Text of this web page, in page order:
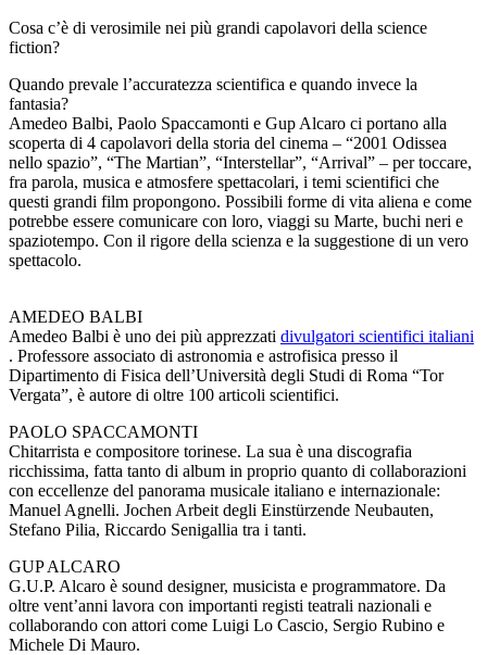
Cosa c’è di verosimile nei più grandi capolavori della science
fiction?
Quando prevale l’accuratezza scientifica e quando invece la
fantasia?
Amedeo Balbi, Paolo Spaccamonti e Gup Alcaro ci portano alla
scoperta di 4 capolavori della storia del cinema – “2001 Odissea
nello spazio”, “The Martian”, “Interstellar”, “Arrival” – per toccare,
fra parola, musica e atmosfere spettacolari, i temi scientifici che
questi grandi film propongono. Possibili forme di vita aliena e come
potrebbe essere comunicare con loro, viaggi su Marte, buchi neri e
spaziotempo. Con il rigore della scienza e la suggestione di un vero
spettacolo.
AMEDEO BALBI
Amedeo Balbi è uno dei più apprezzati divulgatori scientifici italiani
. Professore associato di astronomia e astrofisica presso il
Dipartimento di Fisica dell’Università degli Studi di Roma “Tor
Vergata”, è autore di oltre 100 articoli scientifici.
PAOLO SPACCAMONTI
Chitarrista e compositore torinese. La sua è una discografia
ricchissima, fatta tanto di album in proprio quanto di collaborazioni
con eccellenze del panorama musicale italiano e internazionale:
Manuel Agnelli. Jochen Arbeit degli Einstürzende Neubauten,
Stefano Pilia, Riccardo Senigallia tra i tanti.
GUP ALCARO
G.U.P. Alcaro è sound designer, musicista e programmatore. Da
oltre vent’anni lavora con importanti registi teatrali nazionali e
collaborando con attori come Luigi Lo Cascio, Sergio Rubino e
Michele Di Mauro.